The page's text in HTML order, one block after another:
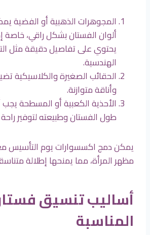
المجوهرات الذهبية أو الفضية
ألوان الفستان بشكل راقي، خاصة
يحتوي على تفاصيل دقيقة مثل
الهندسية.
الحقائب الصغيرة والكلاسيكية
وأناقة متوازنة.
الأحذية الكعبية أو المسطحة
طول الفستان وطبيعته لتوفير راحة
يمكن دمج اكسسوارات يوم التأسيس
مظهر المرأة، مما يمنحها إطلالة
أساليب تنسيق
المناسبة